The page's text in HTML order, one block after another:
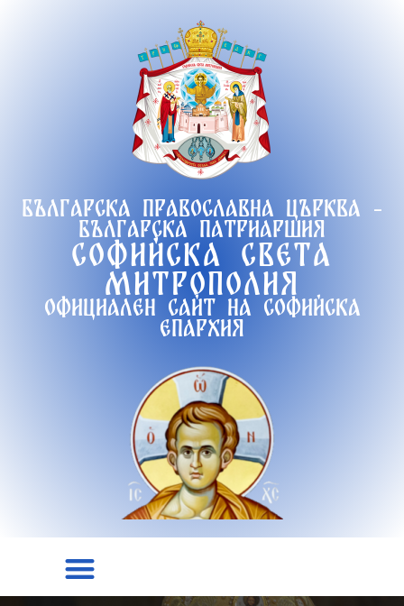
Българска православна църква -
Българска патриаршия
Софийска света
митрополия
Официален сайт на софийска
епархия